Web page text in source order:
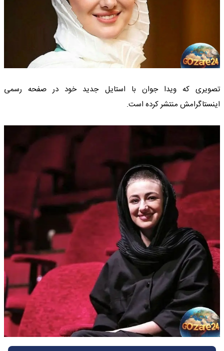
تصویری که ویدا جوان با استایل جدید خود در صفحه رسمی
اینستاگرامش منتشر کرده است.